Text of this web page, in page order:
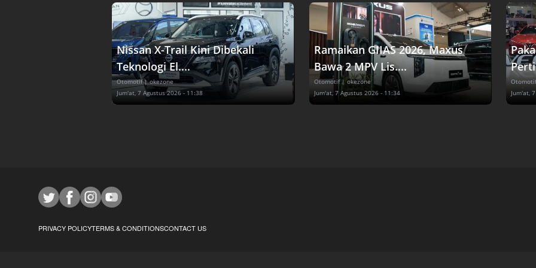
Nissan X-Trail Kini Dibekali
Teknologi El....
Otomotif | okezone
Jum'at, 7 Agustus 2026 - 11:38
Ramaikan GIIAS 2026, Maxus
Bawa 2 MPV Lis....
Otomotif | okezone
Jum'at, 7 Agustus 2026 - 11:34
Jum'at,
PRIVACY POLICYTERMS & CONDITIONSCONTACT US